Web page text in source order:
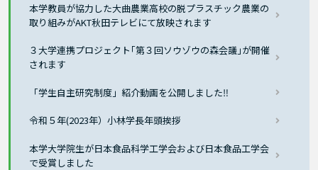
本学教員が協力した大曲農業高校の脱プラスチック農業の
取り組みがAKT秋田テレビにて放映されます
３大学連携プロジェクト｢第３回ソウゾウの森会議｣が開催
されます
「学生自主研究制度」紹介動画を公開しました‼
令和５年(2023年）小林学長年頭挨拶
本学大学院生が⽇本⾷品科学⼯学会および⽇本⾷品⼯学会
で受賞しました